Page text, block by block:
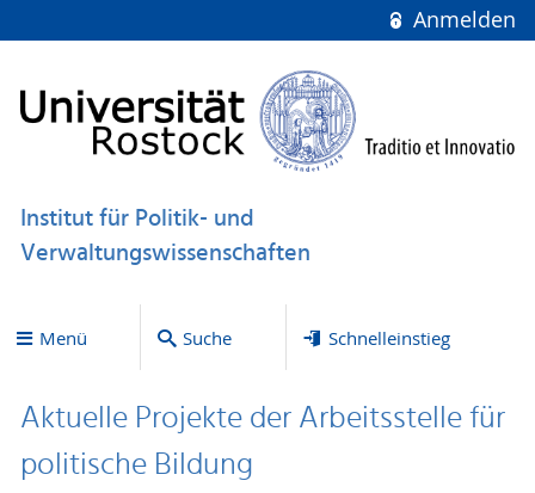
Anmelden
Institut für Politik- und
Verwaltungswissenschaften
Menü Suche Schnelleinstieg
Aktuelle Projekte der Arbeitsstelle für
politische Bildung